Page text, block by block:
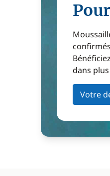
dans
Votre